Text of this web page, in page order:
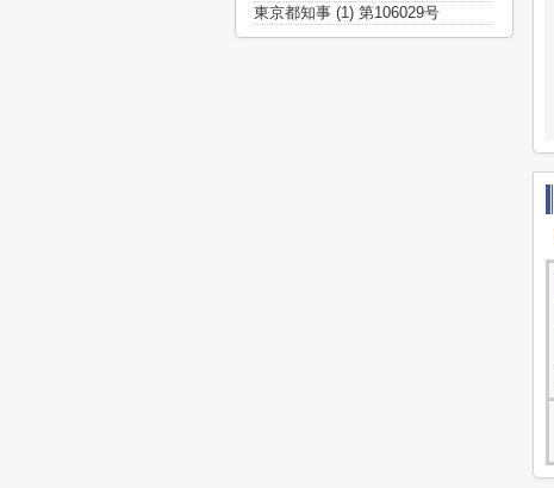
東京都知事 (1) 第106029号